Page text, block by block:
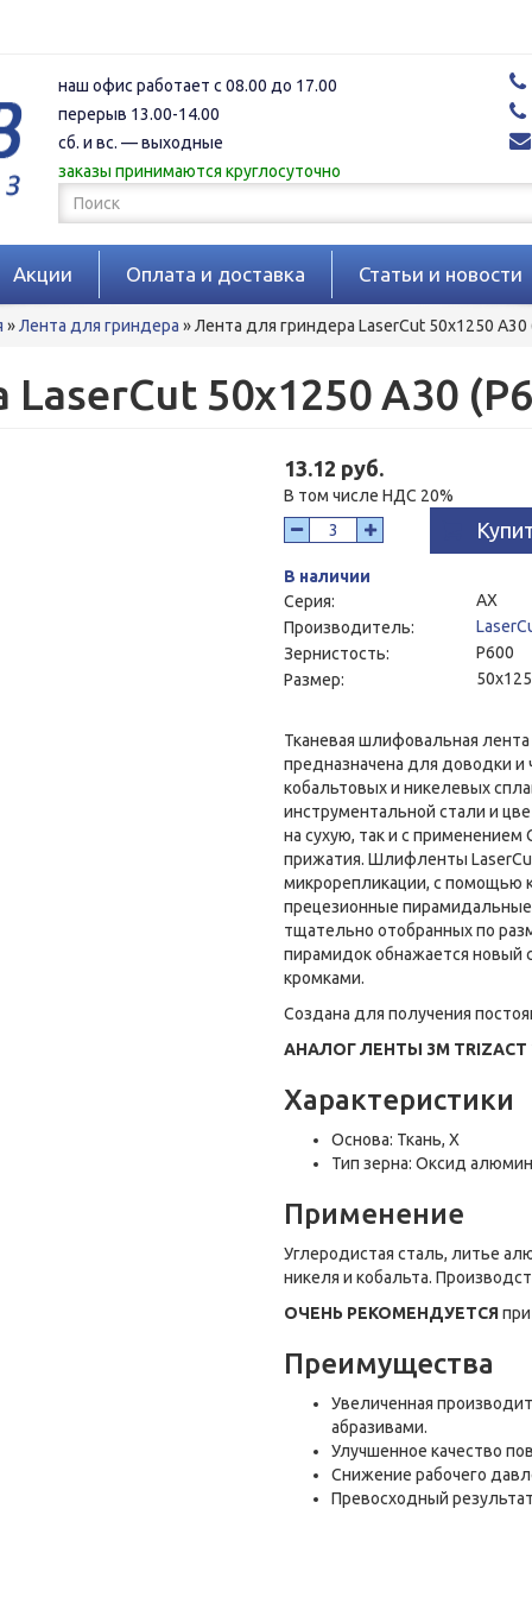
наш офис работает с 08.00 до 17.00
перерыв 13.00-14.00
сб. и вс. — выходные
заказы принимаются круглосуточно
Форма
поиска
Поиск
Акции Оплата и доставка Статьи и новости
»Лента для гриндера »Лента для гриндера LaserCut 50x1250 A30
50x1250 A30
13.12 руб.
В том числе НДС 20%
В наличии
Серия:
AX
Производитель:
Зернистость:
P600
Размер:
Тканевая шлифовальная
предназначена для доводки
кобальтовых и никелевых
инструментальной стали и
на сухую, так и с
прижатия. Шлифленты
микрорепликации, с помощью
прецезионные
тщательно отобранных по
пирамидок обнажается новый
кромками.
Создана для получения
АНАЛОГ ЛЕНТЫ 3M TRIZACT
Характеристики
Основа: Ткань, Х
Тип зерна: Оксид
Применение
Углеродистая сталь, литье
никеля и кобальта.
ОЧЕНЬ РЕКОМЕНДУЕТСЯ
Преимущества
Увеличенная
абразивами.
Улучшенное качество
Снижение рабочего
Превосходный